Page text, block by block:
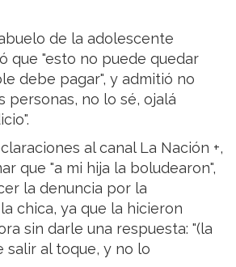
de la adolescente
que "esto no puede quedar
debe pagar", y admitió no
personas, no lo sé, ojalá
al canal La Nación +,
que "a mi hija la boludearon",
la denuncia por la
chica, ya que la hicieron
sin darle una respuesta: "(la
salir al toque, y no lo